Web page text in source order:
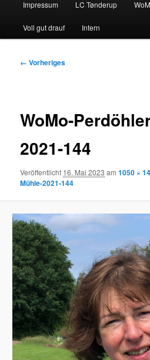
Impressum LC Tønderup
Voll gut drauf Intern
Bilder-
← Vorheriges
WoMo-
2021-144
Veröffentlicht 16. Mai 2023 am1050 ×
Mühle-2021-144